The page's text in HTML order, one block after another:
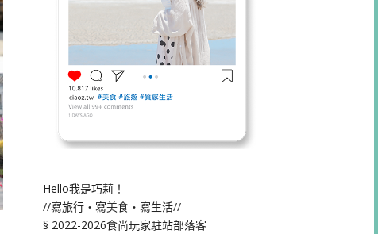
Hello我是巧莉！
//寫旅行・寫美食・寫生活//
§ 2022-2026食尚玩家駐站部落客